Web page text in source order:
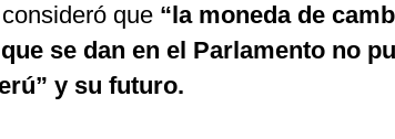
que “la moneda de
se dan en el Parlamento no
y su futuro.